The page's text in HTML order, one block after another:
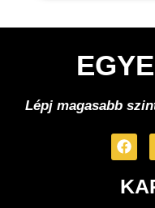
Lépj magasabb